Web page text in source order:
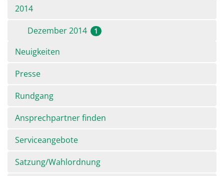
2014
Dezember 2014
1
Navigation
überspringen
Neuigkeiten
Presse
Rundgang
Ansprechpartner finden
Serviceangebote
Satzung/Wahlordnung